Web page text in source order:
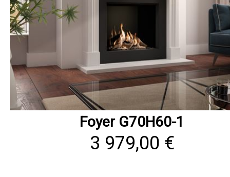
Foyer G70H60-1
3 979,00 €